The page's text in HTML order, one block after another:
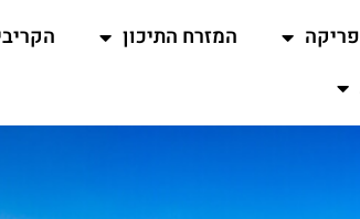
המזרח התיכון